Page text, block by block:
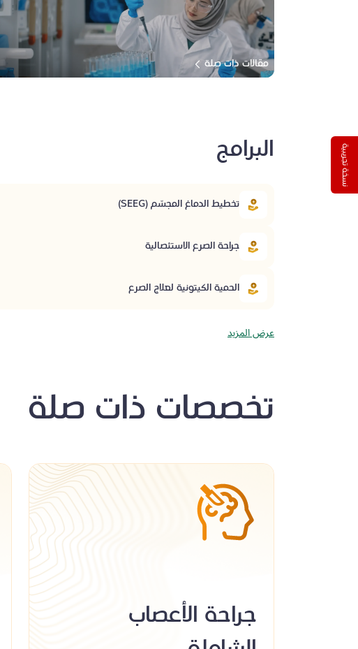
مقالات ذات صلة
البرامج
تخطيط الدماغ المجسّم (SEEG)
جراحة الصرع الاستئصالية
الحمية الكيتونية لعلاج الصرع
عرض المزيد
تخصصات ذات صلة
جراحة الأعصاب
نسخة تجريبية